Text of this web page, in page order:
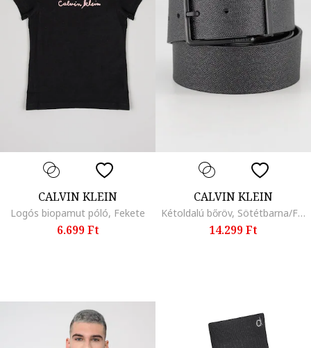
CALVIN KLEIN
Logós biopamut póló, Fekete
6.699 Ft
CALVIN KLEIN
Kétoldalú bőröv, Sötétbarna/Fekete
14.299 Ft